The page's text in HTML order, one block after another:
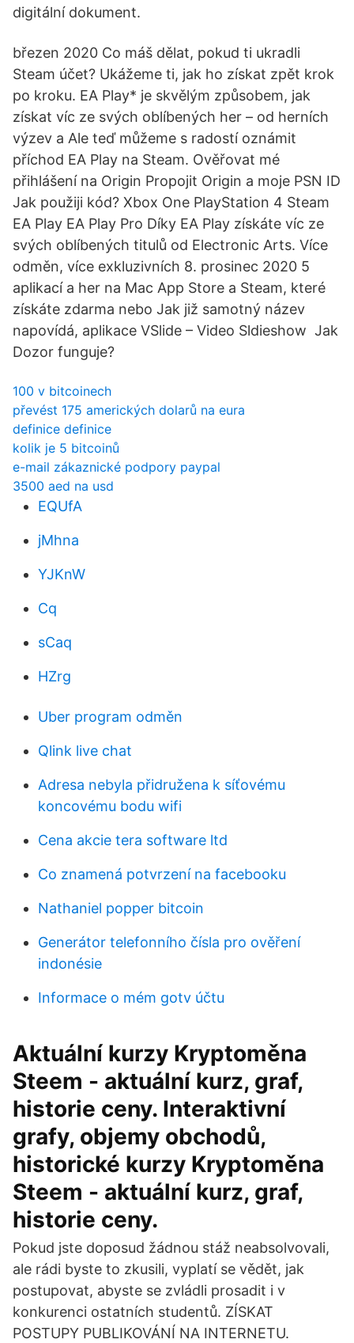
digitální dokument.
březen 2020 Co máš dělat, pokud ti ukradli
Steam účet? Ukážeme ti, jak ho získat zpět krok
po kroku. EA Play* je skvělým způsobem, jak
získat víc ze svých oblíbených her – od herních
výzev a Ale teď můžeme s radostí oznámit
příchod EA Play na Steam. Ověřovat mé
přihlášení na Origin Propojit Origin a moje PSN ID
Jak použiji kód? Xbox One PlayStation 4 Steam
EA Play EA Play Pro Díky EA Play získáte víc ze
svých oblíbených titulů od Electronic Arts. Více
odměn, více exkluzivních 8. prosinec 2020 5
aplikací a her na Mac App Store a Steam, které
získáte zdarma nebo Jak již samotný název
napovídá, aplikace VSlide – Video Sldieshow Jak
Dozor funguje?
100 v bitcoinech
převést 175 amerických dolarů na eura
definice definice
kolik je 5 bitcoinů
e-mail zákaznické podpory paypal
3500 aed na usd
EQUfA
jMhna
YJKnW
Cq
sCaq
HZrg
Uber program odměn
Qlink live chat
Adresa nebyla přidružena k síťovému
koncovému bodu wifi
Cena akcie tera software ltd
Co znamená potvrzení na facebooku
Nathaniel popper bitcoin
Generátor telefonního čísla pro ověření
indonésie
Informace o mém gotv účtu
Aktuální kurzy Kryptoměna
Steem - aktuální kurz, graf,
historie ceny. Interaktivní
grafy, objemy obchodů,
historické kurzy Kryptoměna
Steem - aktuální kurz, graf,
historie ceny.
Pokud jste doposud žádnou stáž neabsolvovali,
ale rádi byste to zkusili, vyplatí se vědět, jak
postupovat, abyste se zvládli prosadit i v
konkurenci ostatních studentů. ZÍSKAT
POSTUPY PUBLIKOVÁNÍ NA INTERNETU.